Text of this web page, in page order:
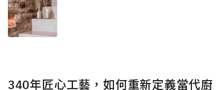
340年匠心工藝，如何重新定義當代廚